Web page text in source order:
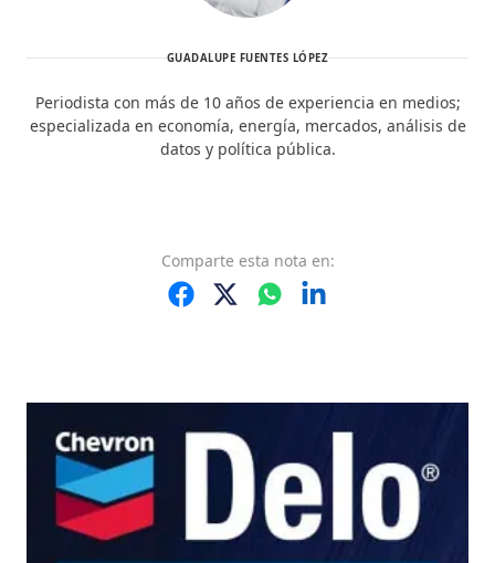
GUADALUPE FUENTES LÓPEZ
Periodista con más de 10 años de experiencia en medios;
especializada en economía, energía, mercados, análisis de
datos y política pública.
Comparte esta nota en: